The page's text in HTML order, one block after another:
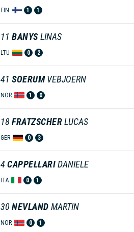
FIN 1 1
11 BANYS LINAS
LTU 0 2
41 SOERUM VEBJOERN
NOR 1 0
18FRATZSCHERLUCAS
GER 0 3
4 CAPPELLARIDANIELE
ITA 0 1
30 NEVLAND MARTIN
NOR 0 1